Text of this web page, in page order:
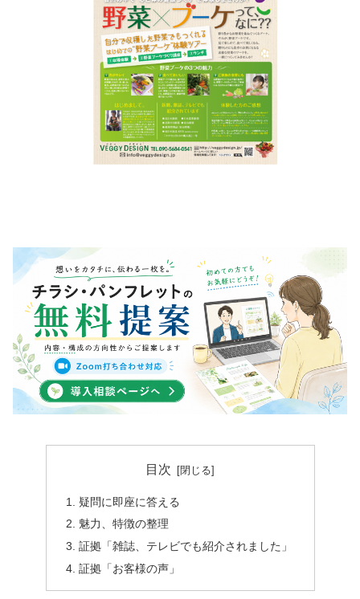
目次
疑問に即座に答える
魅力、特徴の整理
証拠「雑誌、テレビでも紹介されました」
証拠「お客様の声」